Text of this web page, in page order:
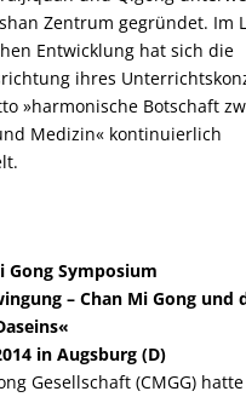
Zentrum gegründet. Im
Entwicklung hat sich die
ihres
»harmonische Botschaft
Medizin« kontinuierlich
Gong Symposium
– Chan Mi Gong und
in Augsburg (D)
Gesellschaft (CMGG) hatte